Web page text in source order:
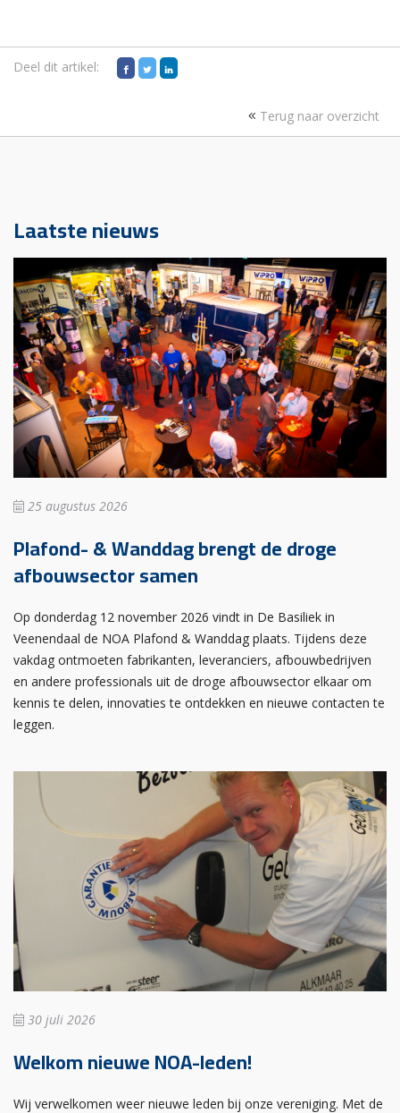
Deel dit artikel:
Terug naar overzicht
Laatste nieuws
25 augustus 2026
Plafond- & Wanddag brengt de droge
afbouwsector samen
Op donderdag 12 november 2026 vindt in De Basiliek in
Veenendaal de NOA Plafond & Wanddag plaats. Tijdens deze
vakdag ontmoeten fabrikanten, leveranciers, afbouwbedrijven
en andere professionals uit de droge afbouwsector elkaar om
kennis te delen, innovaties te ontdekken en nieuwe contacten te
leggen.
30 juli 2026
Welkom nieuwe NOA-leden!
Wij verwelkomen weer nieuwe leden bij onze vereniging. Met de